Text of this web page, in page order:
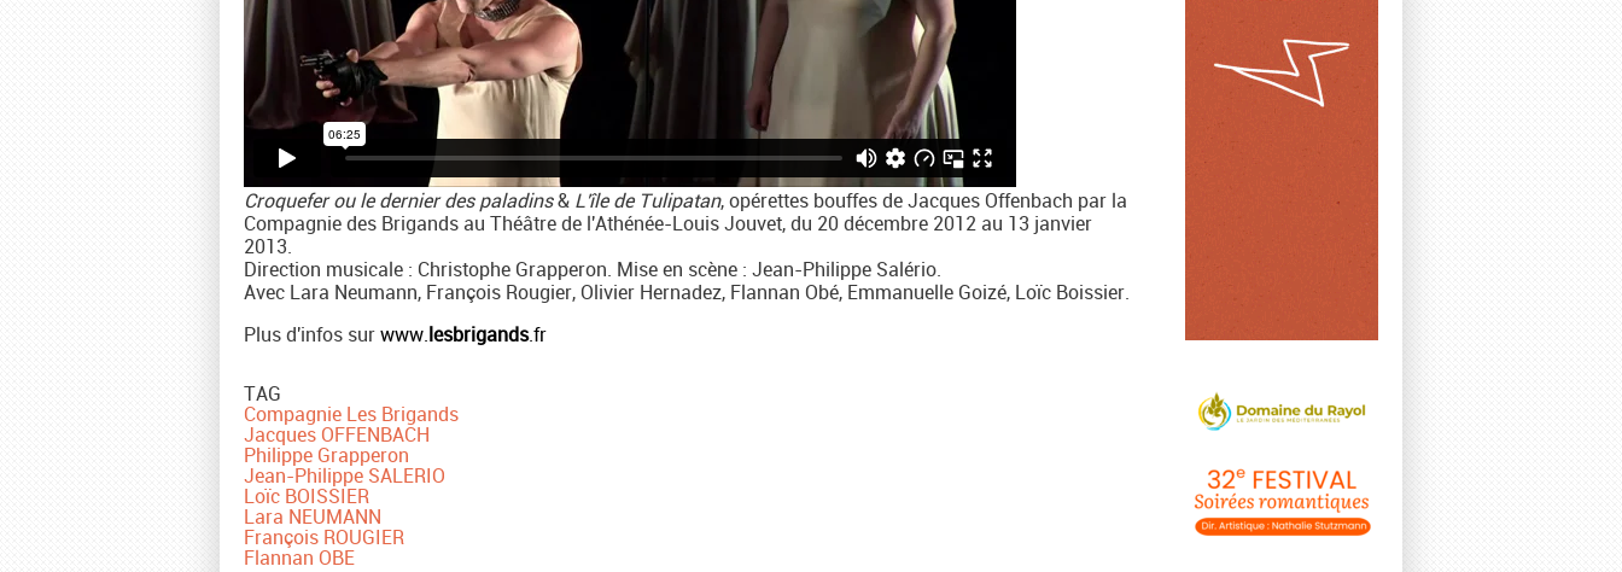
Croquefer ou le dernier des paladins& L'île de Tulipatan, opérettes bouffes de Jacques Offenbach par la
Compagnie des Brigands au Théâtre de l'Athénée-Louis Jouvet, du 20 décembre 2012 au 13 janvier
2013.
Direction musicale : Christophe Grapperon. Mise en scène : Jean-Philippe Salério.
Avec Lara Neumann, François Rougier, Olivier Hernadez, Flannan Obé, Emmanuelle Goizé, Loïc Boissier.
Plus d'infos surwww.lesbrigands.fr
TAG
Compagnie Les Brigands
Jacques OFFENBACH
Philippe Grapperon
Jean-Philippe SALERIO
Loïc BOISSIER
Lara NEUMANN
François ROUGIER
Flannan OBE